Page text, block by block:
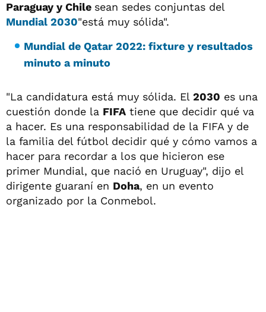
Paraguay y Chile sean sedes conjuntas del
Mundial 2030"está muy sólida".
Mundial de Qatar 2022: fixture y resultados
minuto a minuto
"La candidatura está muy sólida. El 2030 es una
cuestión donde la FIFA tiene que decidir qué va
a hacer. Es una responsabilidad de la FIFA y de
la familia del fútbol decidir qué y cómo vamos a
hacer para recordar a los que hicieron ese
primer Mundial, que nació en Uruguay", dijo el
dirigente guaraní en Doha, en un evento
organizado por la Conmebol.